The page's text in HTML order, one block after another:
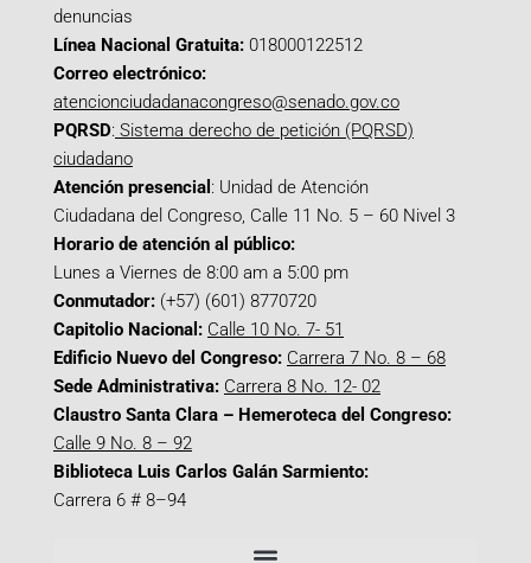
denuncias
Línea Nacional Gratuita: 018000122512
Correo electrónico:
atencionciudadanacongreso@senado.gov.co
PQRSD: Sistema derecho de petición (PQRSD)
ciudadano
Atención presencial : Unidad de Atención
Ciudadana del Congreso, Calle 11 No. 5 – 60 Nivel 3
Horario de atención al público:
Lunes a Viernes de 8:00 am a 5:00 pm
Conmutador: (+57) (601) 8770720
Capitolio Nacional: Calle 10 No. 7- 51
Edificio Nuevo del Congreso: Carrera 7 No. 8 – 68
Sede Administrativa: Carrera 8 No. 12- 02
Claustro Santa Clara – Hemeroteca del Congreso:
Calle 9 No. 8 – 92
Biblioteca Luis Carlos Galán Sarmiento:
Carrera 6 # 8–94